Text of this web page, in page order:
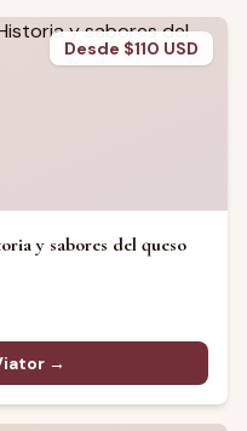
Desde $110 USD
y sabores del queso
→